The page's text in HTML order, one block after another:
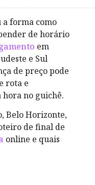
forma como
de horário
em
e Sul
de preço pode
rota e
no guichê.
Belo Horizonte,
de final de
online e quais